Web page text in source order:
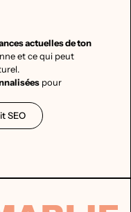
actuelles de ton
et ce qui peut
pour
SEO